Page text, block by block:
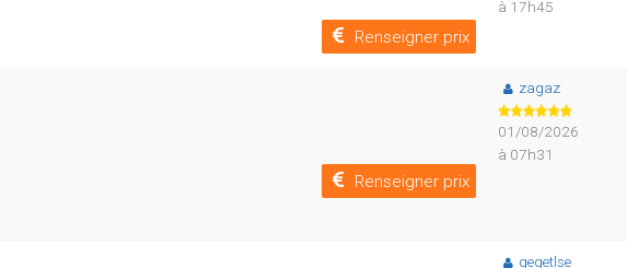
Renseigner prix
à 17h45
Renseigner prix
zagaz
01/08/2026
à 07h31
gegetlse